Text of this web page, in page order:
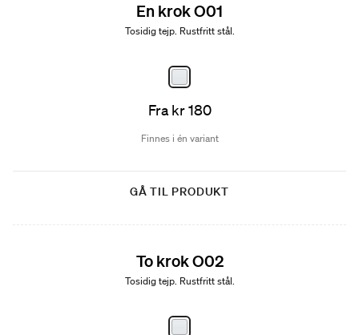
En krok O01
Tosidig tejp. Rustfritt stål.
Fra kr 180
Finnes i én variant
GÅ TIL PRODUKT
To krok O02
Tosidig tejp. Rustfritt stål.